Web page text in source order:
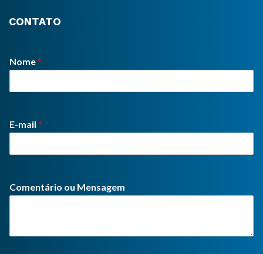
CONTATO
Nome*
E-mail *
Comentário ou Mensagem